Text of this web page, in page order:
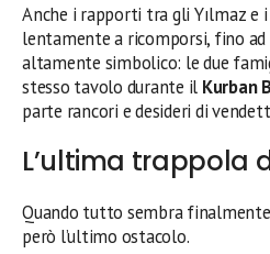
Anche i rapporti tra gli Yılmaz e i
lentamente a ricomporsi, fino
altamente simbolico: le due
stesso tavolo durante il Kurban
parte rancori e desideri di
L’ultima trappola
Quando tutto sembra
però l’ultimo ostacolo.